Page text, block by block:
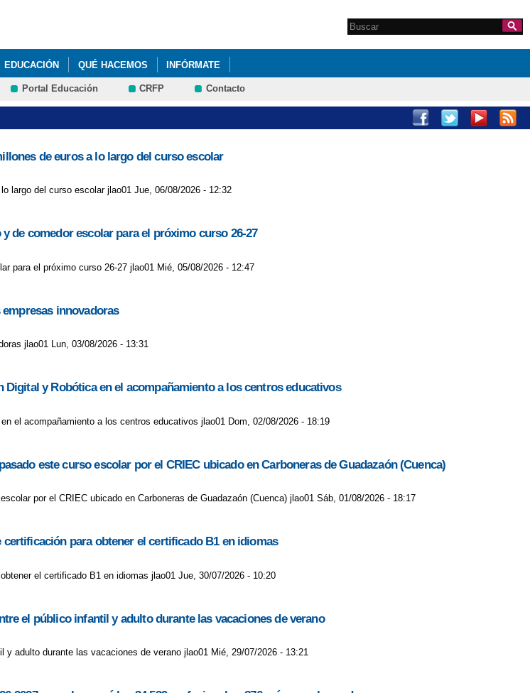
Formulario de
Search this site
EDUCACIÓN QUÉ HACEMOS INFÓRMATE
Portal Educación CRFP Contacto
de euros a lo largo del curso escolar
largo del curso escolar jlao01 Jue, 06/08/2026 - 12:32
de comedor escolar para el próximo curso 26-27
para el próximo curso 26-27 jlao01 Mié, 05/08/2026 - 12:47
empresas innovadoras
jlao01 Lun, 03/08/2026 - 13:31
y Robótica en el acompañamiento a los centros educativos
el acompañamiento a los centros educativos jlao01 Dom, 02/08/2026 - 18:19
este curso escolar por el CRIEC ubicado en Carboneras de Guadazaón (Cuenca)
por el CRIEC ubicado en Carboneras de Guadazaón (Cuenca) jlao01 Sáb, 01/08/2026 - 18:17
para obtener el certificado B1 en idiomas
el certificado B1 en idiomas jlao01 Jue, 30/07/2026 - 10:20
el público infantil y adulto durante las vacaciones de verano
adulto durante las vacaciones de verano jlao01 Mié, 29/07/2026 - 13:21